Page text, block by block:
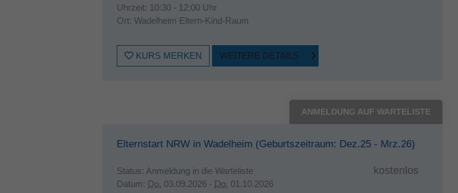
Uhrzeit: 10:30 - 12:00 Uhr
Ort: Wadelheim Eltern-Kind-Raum
KURS MERKEN WEITERE DETAILS
ANMELDUNG AUF WARTELISTE
Elternstart NRW in Wadelheim (Geburtszeitraum: Dez.25 - Mrz.26)
Status: Anmeldung in die Warteliste
Datum: Do. 03.09.2026 - Do. 01.10.2026
kostenlos